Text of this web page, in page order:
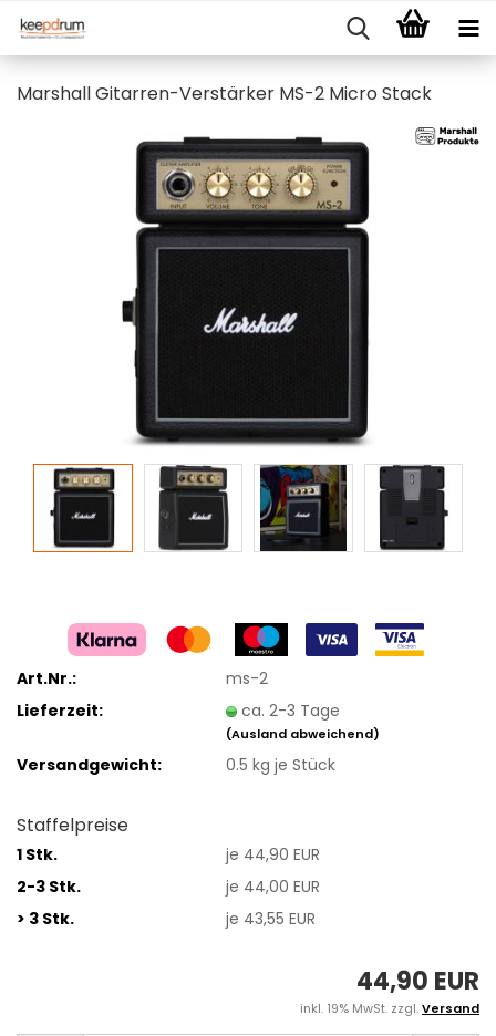
Marshall Gitarren-Verstärker MS-2 Micro Stack
Art.Nr.:
ms-2
Lieferzeit:
ca. 2-3 Tage
(Ausland abweichend)
Versandgewicht: 0.5 kg je Stück
Staffelpreise
1 Stk.
je 44,90 EUR
2-3 Stk.
je 44,00 EUR
> 3 Stk.
je 43,55 EUR
44,90 EUR
inkl. 19% MwSt. zzgl.Versand